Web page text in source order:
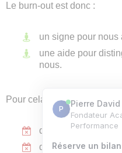
Le burn-out est donc :
un signe pour nous
une aide pour
nous.
Pour cela, il est primordial :
de sortir de la
de faire en sorte